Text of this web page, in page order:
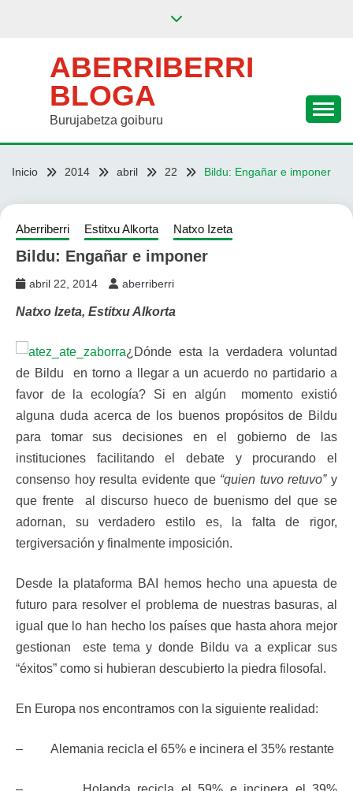
ABERRIBERRI
BLOGA
Burujabetza goiburu
Inicio 2014 abril 22 Bildu: Engañar e imponer
Aberriberri Estitxu Alkorta Natxo Izeta
Bildu: Engañar e imponer
abril 22, 2014 aberriberri
Natxo Izeta, Estitxu Alkorta
¿Dónde esta la verdadera voluntad
de Bildu en torno a llegar a un acuerdo no partidario a
favor de la ecología? Si en algún momento existió
alguna duda acerca de los buenos propósitos de Bildu
para tomar sus decisiones en el gobierno de las
instituciones facilitando el debate y procurando el
consenso hoy resulta evidente que “quien tuvo retuvo”y
que frente al discurso hueco de buenismo del que se
adornan, su verdadero estilo es, la falta de rigor,
tergiversación y finalmente imposición.
Desde la plataforma BAI hemos hecho una apuesta de
futuro para resolver el problema de nuestras basuras, al
igual que lo han hecho los países que hasta ahora mejor
gestionan este tema y donde Bildu va a explicar sus
“éxitos” como si hubieran descubierto la piedra filosofal.
En Europa nos encontramos con la siguiente realidad:
– Alemania recicla el 65% e incinera el 35% restante